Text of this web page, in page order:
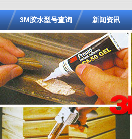
3M胶水型号查询 新闻资讯